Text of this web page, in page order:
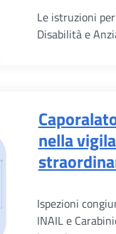
Le istruzioni
Disabilità e
nella
Ispezioni
INAIL e